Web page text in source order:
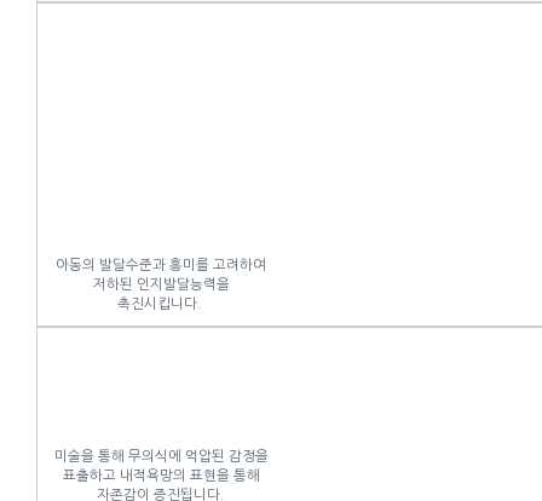
아동의 발달수준과 흥미를 고려하여
저하된 인지발달능력을
촉진시킵니다.
미술을 통해 무의식에 억압된 감정을
표출하고 내적욕망의 표현을 통해
자존감이 증진됩니다.